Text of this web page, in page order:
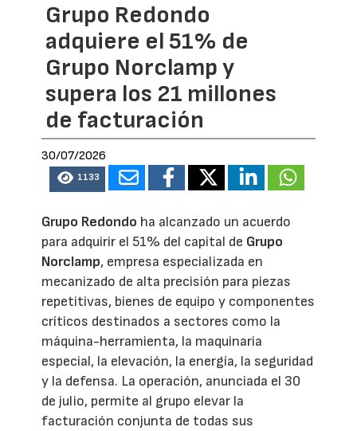
Grupo Redondo
adquiere el 51% de
Grupo Norclamp y
supera los 21 millones
de facturación
30/07/2026
1133
Grupo Redondo ha alcanzado un acuerdo
para adquirir el 51% del capital de Grupo
Norclamp, empresa especializada en
mecanizado de alta precisión para piezas
repetitivas, bienes de equipo y componentes
críticos destinados a sectores como la
máquina-herramienta, la maquinaria
especial, la elevación, la energía, la seguridad
y la defensa. La operación, anunciada el 30
de julio, permite al grupo elevar la
facturación conjunta de todas sus